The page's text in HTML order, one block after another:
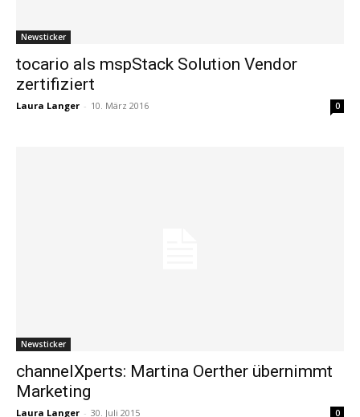
Newsticker
tocario als mspStack Solution Vendor
zertifiziert
Laura Langer - 10. März 2016 0
Newsticker
channelXperts: Martina Oerther übernimmt
Marketing
Laura Langer - 30. Juli 2015 0